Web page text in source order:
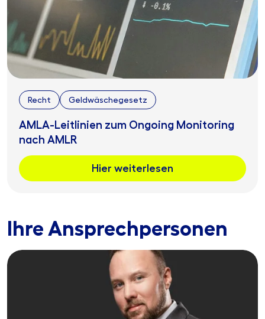
Recht Geldwäschegesetz
AMLA-Leitlinien zum Ongoing Monitoring
nach AMLR
Hier weiterlesen
Ihre Ansprechpersonen